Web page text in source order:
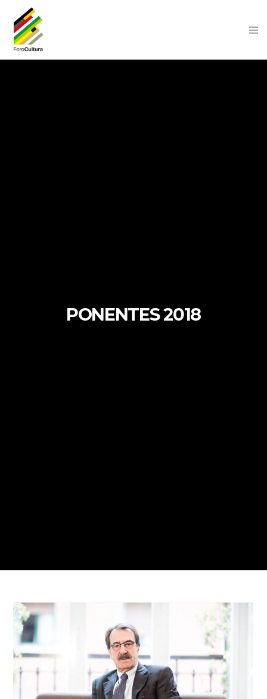
PONENTES 2018